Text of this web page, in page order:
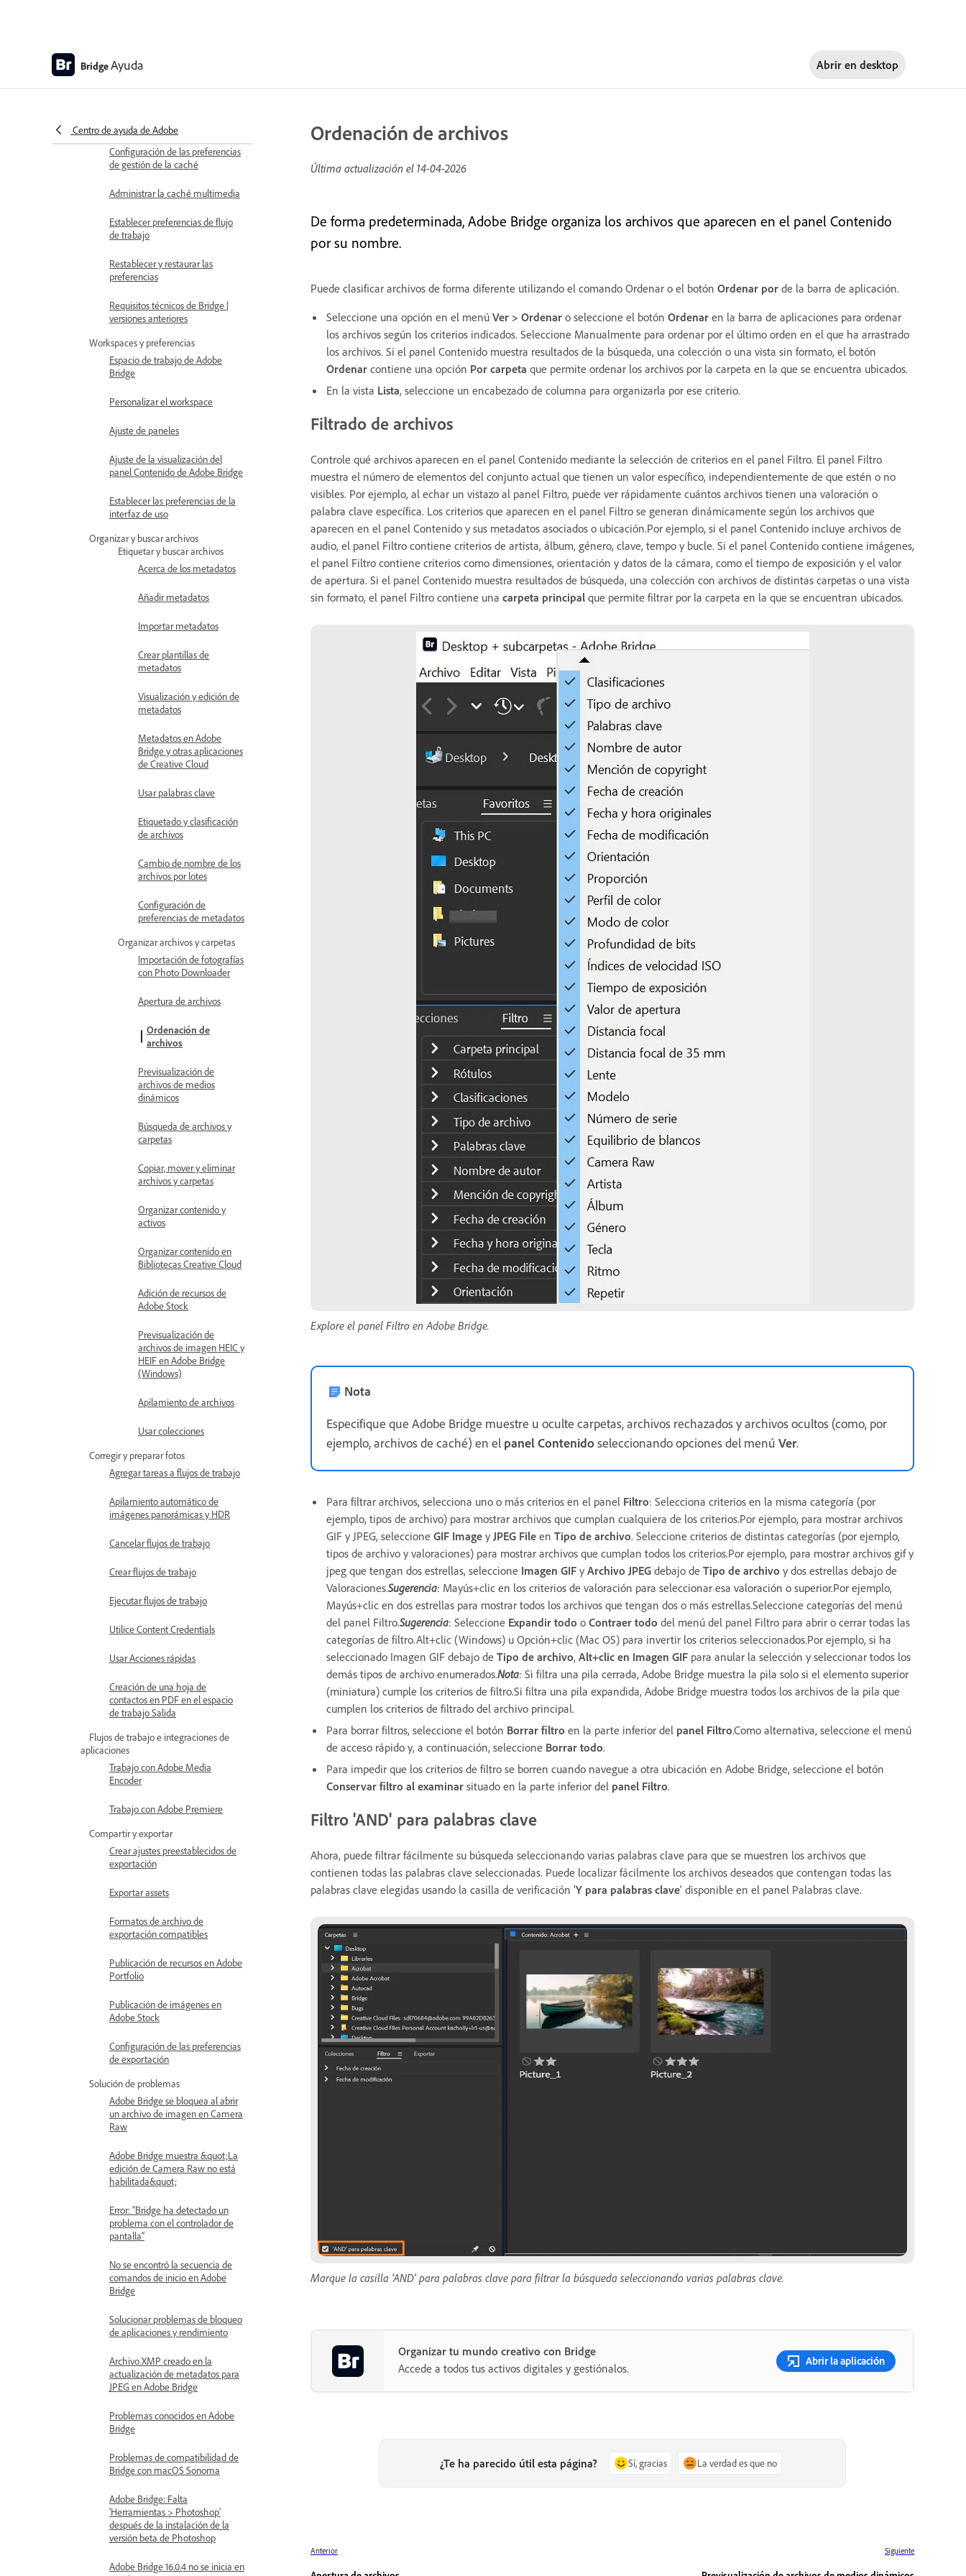
BridgeAyuda Abrir en desktop
Centro de ayuda de Adobe
Configuración de las preferencias
de gestión de la caché
Administrar la caché multimedia
Establecer preferencias de flujo
de trabajo
Restablecer y restaurar las
preferencias
Requisitos técnicos de Bridge |
versiones anteriores
Workspaces y preferencias
Espacio de trabajo de Adobe
Bridge
Personalizar el workspace
Ajuste de paneles
Ajuste de la visualización del
panel Contenido de Adobe Bridge
Establecer las preferencias de la
interfaz de uso
Organizar y buscar archivos
Etiquetar y buscar archivos
Acerca de los metadatos
Añadir metadatos
Importar metadatos
Crear plantillas de
metadatos
Visualización y edición de
metadatos
Metadatos en Adobe
Bridge y otras aplicaciones
de Creative Cloud
Usar palabras clave
Etiquetado y clasificación
de archivos
Cambio de nombre de los
archivos por lotes
Configuración de
preferencias de metadatos
Organizar archivos y carpetas
Importación de fotografías
con Photo Downloader
Apertura de archivos
Ordenación de
archivos
Previsualización de
archivos de medios
dinámicos
Búsqueda de archivos y
carpetas
Copiar, mover y eliminar
archivos y carpetas
Organizar contenido y
activos
Organizar contenido en
Bibliotecas Creative Cloud
Adición de recursos de
Adobe Stock
Previsualización de
archivos de imagen HEIC y
HEIF en Adobe Bridge
(Windows)
Apilamiento de archivos
Usar colecciones
Corregir y preparar fotos
Agregar tareas a flujos de trabajo
Apilamiento automático de
imágenes panorámicas y HDR
Cancelar flujos de trabajo
Crear flujos de trabajo
Ejecutar flujos de trabajo
Utilice Content Credentials
Usar Acciones rápidas
Creación de una hoja de
contactos en PDF en el espacio
de trabajo Salida
Flujos de trabajo e integraciones de
aplicaciones
Trabajo con Adobe Media
Encoder
Trabajo con Adobe Premiere
Compartir y exportar
Crear ajustes preestablecidos de
exportación
Exportar assets
Formatos de archivo de
exportación compatibles
Publicación de recursos en Adobe
Portfolio
Publicación de imágenes en
Adobe Stock
Configuración de las preferencias
de exportación
Solución de problemas
Adobe Bridge se bloquea al abrir
un archivo de imagen en Camera
Raw
Adobe Bridge muestra &quot;La
edición de Camera Raw no está
habilitada&quot;
Error: “Bridge ha detectado un
problema con el controlador de
pantalla”
No se encontró la secuencia de
comandos de inicio en Adobe
Bridge
Solucionar problemas de bloqueo
de aplicaciones y rendimiento
Archivo XMP creado en la
actualización de metadatos para
JPEG en Adobe Bridge
Problemas conocidos en Adobe
Bridge
Problemas de compatibilidad de
Bridge con macOS Sonoma
Adobe Bridge: Falta
'Herramientas > Photoshop'
después de la instalación de la
versión beta de Photoshop
Adobe Bridge 16.0.4 no se inicia en
Ordenación de archivos
Última actualización el 14-04-2026
De forma predeterminada, Adobe Bridge organiza los archivos que aparecen en el panel Contenido
por su nombre.
Puede clasificar archivos de forma diferente utilizando el comando Ordenar o el botón Ordenar por de la barra de aplicación.
Seleccione una opción en el menú Ver > Ordenar o seleccione el botón Ordenar en la barra de aplicaciones para ordenar
los archivos según los criterios indicados. Seleccione Manualmente para ordenar por el último orden en el que ha arrastrado
los archivos. Si el panel Contenido muestra resultados de la búsqueda, una colección o una vista sin formato, el botón
Ordenar contiene una opción Por carpeta que permite ordenar los archivos por la carpeta en la que se encuentra ubicados.
En la vista Lista, seleccione un encabezado de columna para organizarla por ese criterio.
Filtrado de archivos
Controle qué archivos aparecen en el panel Contenido mediante la selección de criterios en el panel Filtro. El panel Filtro
muestra el número de elementos del conjunto actual que tienen un valor específico, independientemente de que estén o no
visibles. Por ejemplo, al echar un vistazo al panel Filtro, puede ver rápidamente cuántos archivos tienen una valoración o
palabra clave específica. Los criterios que aparecen en el panel Filtro se generan dinámicamente según los archivos que
aparecen en el panel Contenido y sus metadatos asociados o ubicación.Por ejemplo, si el panel Contenido incluye archivos de
audio, el panel Filtro contiene criterios de artista, álbum, género, clave, tempo y bucle. Si el panel Contenido contiene imágenes,
el panel Filtro contiene criterios como dimensiones, orientación y datos de la cámara, como el tiempo de exposición y el valor
de apertura. Si el panel Contenido muestra resultados de búsqueda, una colección con archivos de distintas carpetas o una vista
sin formato, el panel Filtro contiene una carpeta principal que permite filtrar por la carpeta en la que se encuentran ubicados.
Explore el panel Filtro en Adobe Bridge.
Nota
Especifique que Adobe Bridge muestre u oculte carpetas, archivos rechazados y archivos ocultos (como, por
ejemplo, archivos de caché) en el panel Contenidoseleccionando opciones del menú Ver.
Para filtrar archivos, selecciona uno o más criterios en el panel Filtro: Selecciona criterios en la misma categoría (por
ejemplo, tipos de archivo) para mostrar archivos que cumplan cualquiera de los criterios.Por ejemplo, para mostrar archivos
GIF y JPEG, seleccione GIF Image y JPEG File en Tipo de archivo. Seleccione criterios de distintas categorías (por ejemplo,
tipos de archivo y valoraciones) para mostrar archivos que cumplan todos los criterios.Por ejemplo, para mostrar archivos gif y
jpeg que tengan dos estrellas, seleccione Imagen GIF y Archivo JPEG debajo de Tipo de archivo y dos estrellas debajo de
Valoraciones.Sugerencia: Mayús+clic en los criterios de valoración para seleccionar esa valoración o superior.Por ejemplo,
Mayús+clic en dos estrellas para mostrar todos los archivos que tengan dos o más estrellas.Seleccione categorías del menú
del panel Filtro.Sugerencia: Seleccione Expandir todo o Contraer todo del menú del panel Filtro para abrir o cerrar todas las
categorías de filtro.Alt+clic (Windows) u Opción+clic (Mac OS) para invertir los criterios seleccionados.Por ejemplo, si ha
seleccionado Imagen GIF debajo de Tipo de archivo, Alt+clic en Imagen GIF para anular la selección y seleccionar todos los
demás tipos de archivo enumerados.Nota: Si filtra una pila cerrada, Adobe Bridge muestra la pila solo si el elemento superior
(miniatura) cumple los criterios de filtro.Si filtra una pila expandida, Adobe Bridge muestra todos los archivos de la pila que
cumplen los criterios de filtrado del archivo principal.
Para borrar filtros, seleccione el botón Borrar filtro en la parte inferior del panel Filtro.Como alternativa, seleccione el menú
de acceso rápido y, a continuación, seleccione Borrar todo.
Para impedir que los criterios de filtro se borren cuando navegue a otra ubicación en Adobe Bridge, seleccione el botón
Conservar filtro al examinar situado en la parte inferior del panel Filtro.
Filtro 'AND' para palabras clave
Ahora, puede filtrar fácilmente su búsqueda seleccionando varias palabras clave para que se muestren los archivos que
contienen todas las palabras clave seleccionadas. Puede localizar fácilmente los archivos deseados que contengan todas las
palabras clave elegidas usando la casilla de verificación 'Y para palabras clave' disponible en el panel Palabras clave.
Marque la casilla 'AND' para palabras clave para filtrar la búsqueda seleccionando varias palabras clave.
Organizar tu mundo creativo con Bridge
Accede a todos tus activos digitales y gestiónalos.
Abrir la aplicación
¿Te ha parecido útil esta página? Sí, gracias La verdad es que no
Anterior Siguiente